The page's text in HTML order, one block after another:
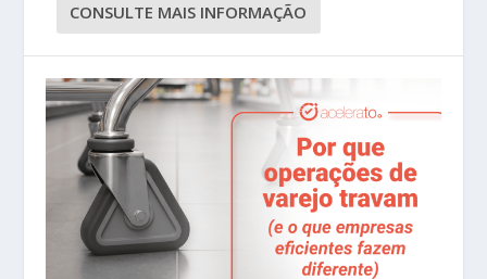
CONSULTE MAIS INFORMAÇÃO